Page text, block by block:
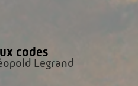
codes
Legrand